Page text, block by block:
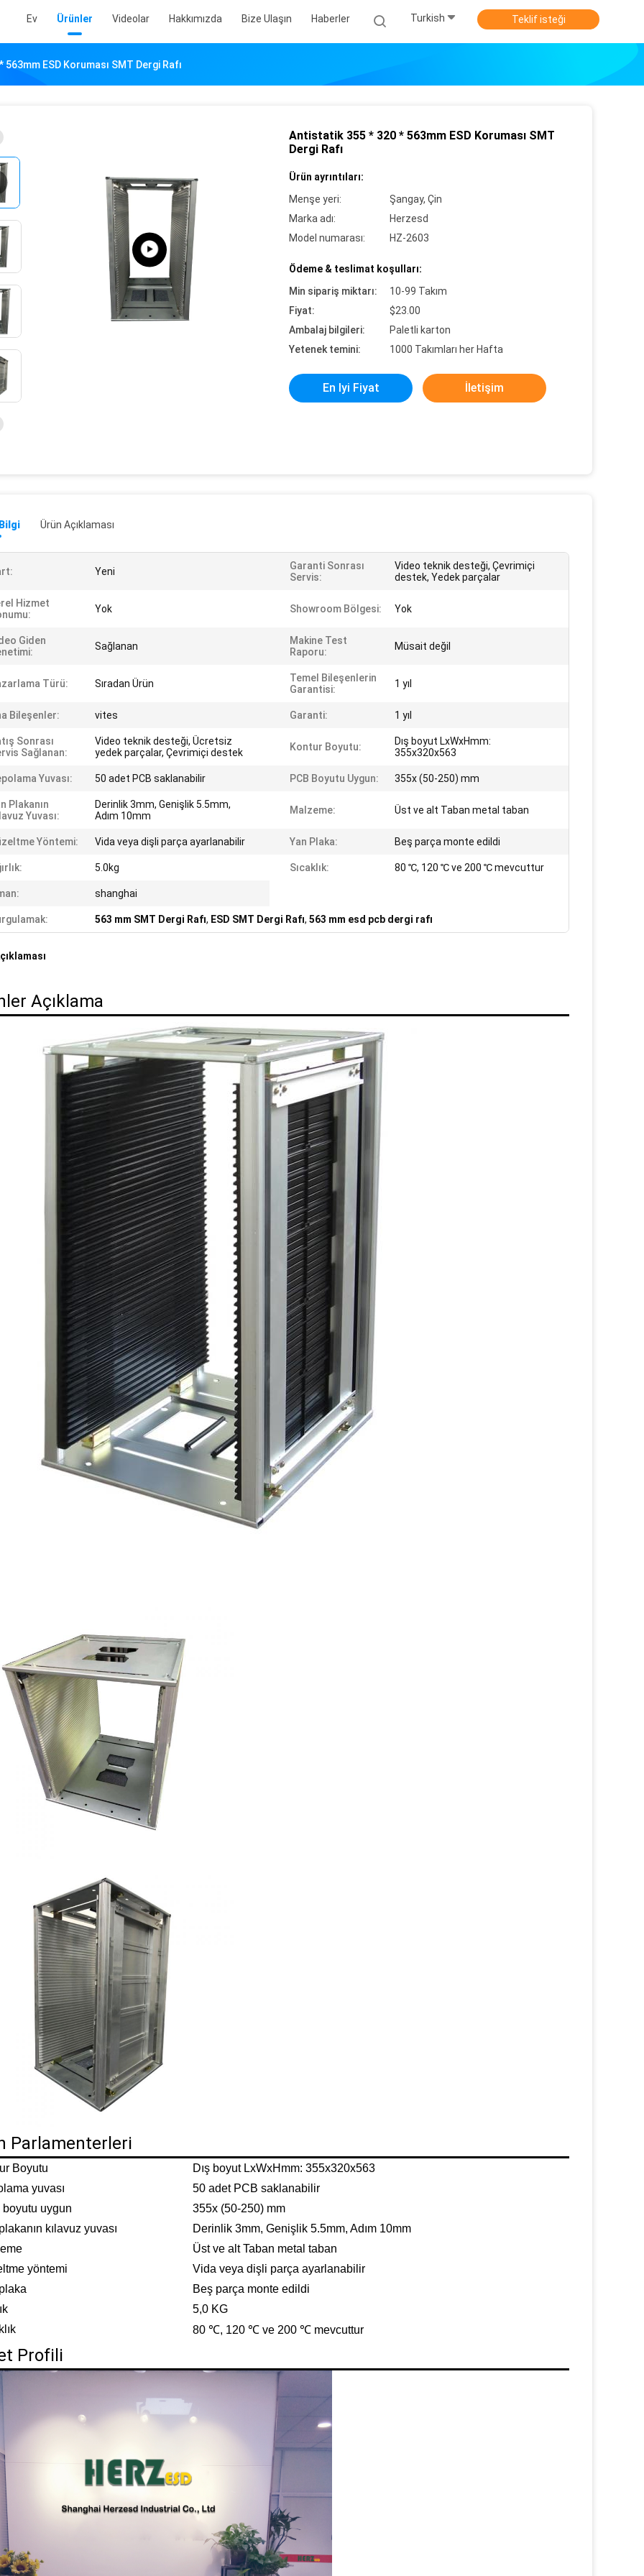
Ev Ürünler Videolar Hakkımızda Bize Ulaşın Haberler Turkish Teklif isteği
ESD Koruması SMT Dergi Rafı
Antistatik 355 * 320 * 563mm ESD Koruması SMT
Dergi Rafı
Ürün ayrıntıları:
Menşe yeri:
Şangay, Çin
Marka adı:
Herzesd
Model numarası:
HZ-2603
Ödeme & teslimat koşulları:
Min sipariş miktarı:
10-99 Takım
Fiyat:
$23.00
Ambalaj bilgileri:
Paletli karton
Yetenek temini:
1000 Takımları her Hafta
En Iyi Fiyat İletişim
Ürün Açıklaması
Yeni
Garanti Sonrası
Servis:
Video teknik desteği, Çevrimiçi
destek, Yedek parçalar
Hizmet
Yok Showroom Bölgesi: Yok
Giden
Sağlanan
Makine Test
Raporu:
Müsait değil
Türü: Sıradan Ürün
Temel Bileşenlerin
Garantisi:
1 yıl
Bileşenler: vites Garanti: 1 yıl
Sonrası
Sağlanan:
Video teknik desteği, Ücretsiz
yedek parçalar, Çevrimiçi destek
Kontur Boyutu:
Dış boyut LxWxHmm:
355x320x563
Yuvası: 50 adet PCB saklanabilir PCB Boyutu Uygun: 355x (50-250) mm
Plakanın
Yuvası:
Derinlik 3mm, Genişlik 5.5mm,
Adım 10mm
Malzeme: Üst ve alt Taban metal taban
Yöntemi: Vida veya dişli parça ayarlanabilir Yan Plaka: Beş parça monte edildi
5.0kg Sıcaklık: 80 ℃, 120 ℃ ve 200 ℃ mevcuttur
shanghai
563 mm SMT Dergi Rafı, ESD SMT Dergi Rafı, 563 mm esd pcb dergi rafı
Açıklama
Parlamenterleri
Boyutu
Dış boyut LxWxHmm: 355x320x563
yuvası
50 adet PCB saklanabilir
uygun
355x (50-250) mm
kılavuz yuvası
Derinlik 3mm, Genişlik 5.5mm, Adım 10mm
Üst ve alt Taban metal taban
yöntemi
Vida veya dişli parça ayarlanabilir
Beş parça monte edildi
5,0 KG
80 ℃, 120 ℃ ve 200 ℃ mevcuttur
Profili